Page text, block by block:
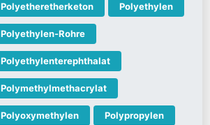
Polyetheretherketon Polyethylen
Polyethylen-Rohre
Polyethylenterephthalat
Polymethylmethacrylat
Polyoxymethylen Polypropylen